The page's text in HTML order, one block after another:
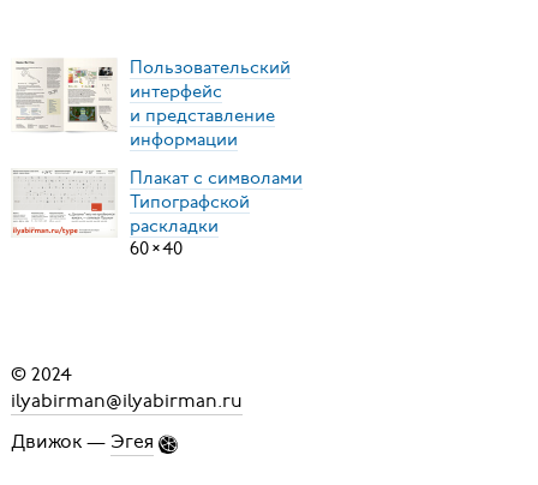
Пользовательский
интерфейс
и представление
информации
Плакат с символами
Типографской
раскладки
60×40
© 2024
ilyabirman@ilyabirman.ru
Движок — Эгея